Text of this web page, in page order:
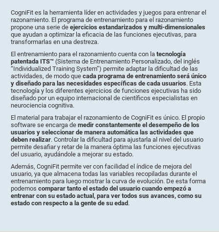
CogniFit es la herramienta líder en actividades y juegos para entrenar el
razonamiento. El programa de entrenamiento para el razonamiento
propone una serie deejercicios estandarizados y multi-dimensionales
que ayudan a optimizar la eficacia de las funciones ejecutivas, para
transformarlas en una destreza.
El entrenamiento para el razonamiento cuenta con latecnología
patentada ITS™ (Sistema de Entrenamiento Personalizado, del inglés
“Individualized Training System”) permite adaptar la dificultad de las
actividades, de modo quecada programa de entrenamiento será único
y diseñado para las necesidades específicas de cada usuarios. Esta
tecnología y los diferentes ejercicios de funciones ejecutivas ha sido
diseñado por un equipo internacional de científicos especialistas en
neurociencia cognitiva.
El material para trabajar el razonamiento de CogniFit es único. El propio
software se encarga demedir constantemente el desempeño de los
usuarios y seleccionar de manera automática las actividades que
deben realizar. Controlar la dificultad para ajustarla al nivel del usuario
permite desafiar y retar de la manera óptima las funciones ejecutivas
del usuario, ayudándole a mejorar su estado.
Además, CogniFit permite ver con facilidad el índice de mejora del
usuario, ya que almacena todas las variables recopiladas durante el
entrenamiento para luego mostrar la curva de evolución. De esta forma
podemoscomparar tanto el estado del usuario cuando empezó a
entrenar con su estado actual, para ver todos sus avances, como su
estado con respecto a la gente de su edad .